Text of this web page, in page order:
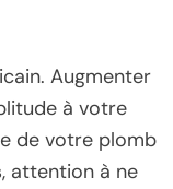
Augmenter
à votre
de votre plomb
attention à ne